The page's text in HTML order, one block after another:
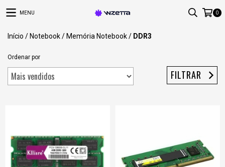
MENU 0
Início / Notebook/ Memória Notebook/ DDR3
Ordenar por
FILTRAR